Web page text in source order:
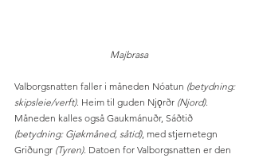
Majbrasa
Valborgsnatten faller i måneden Nóatun (betydning:
skipsleie/verft). Heim til guden Njǫrðr (Njord).
Måneden kalles også Gaukmánuðr, Sáðtið
(betydning: Gjøkmåned, såtid), med stjernetegn
Griðungr (Tyren). Datoen for Valborgsnatten er den